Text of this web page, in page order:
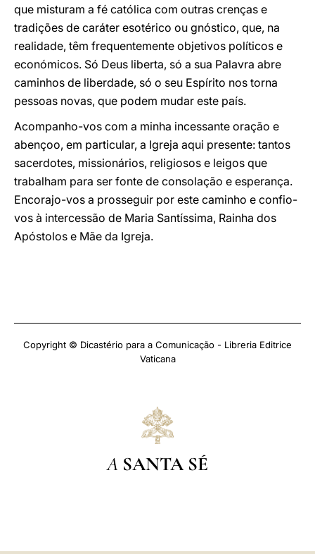
que misturam a fé católica com outras crenças e
tradições de caráter esotérico ou gnóstico, que, na
realidade, têm frequentemente objetivos políticos e
económicos. Só Deus liberta, só a sua Palavra abre
caminhos de liberdade, só o seu Espírito nos torna
pessoas novas, que podem mudar este país.
Acompanho-vos com a minha incessante oração e
abençoo, em particular, a Igreja aqui presente: tantos
sacerdotes, missionários, religiosos e leigos que
trabalham para ser fonte de consolação e esperança.
Encorajo-vos a prosseguir por este caminho e confio-
vos à intercessão de Maria Santíssima, Rainha dos
Apóstolos e Mãe da Igreja.
Copyright © Dicastério para a Comunicação - Libreria Editrice
Vaticana
A SANTA SÉ